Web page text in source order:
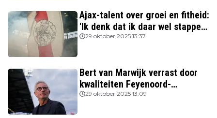
Ajax-talent over groei en fitheid:
'Ik denk dat ik daar wel stappen
in heb gezet'
29 oktober 2025 13:37
Bert van Marwijk verrast door
kwaliteiten Feyenoord-
aanvoerder: 'Niemand zag
29 oktober 2025 13:09